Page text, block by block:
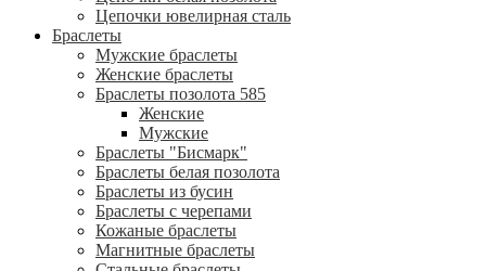
Цепочки ювелирная сталь
Браслеты
Мужские браслеты
Женские браслеты
Браслеты позолота 585
Женские
Мужские
Браслеты "Бисмарк"
Браслеты белая позолота
Браслеты из бусин
Браслеты с черепами
Кожаные браслеты
Магнитные браслеты